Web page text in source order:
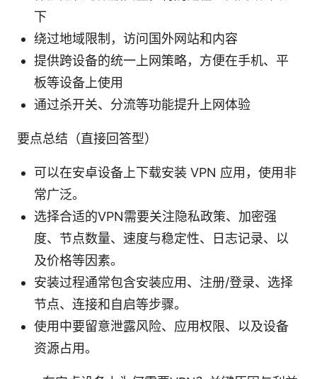
下
绕过地域限制，访问国外网站和内容
提供跨设备的统一上网策略，方便在手机、平
板等设备上使用
通过杀开关、分流等功能提升上网体验
要点总结（直接回答型）
可以在安卓设备上下载安装 VPN 应用，使用非
常广泛。
选择合适的VPN需要关注隐私政策、加密强
度、节点数量、速度与稳定性、日志记录、以
及价格等因素。
安装过程通常包含安装应用、注册/登录、选择
节点、连接和自启等步骤。
使用中要留意泄露风险、应用权限、以及设备
资源占用。